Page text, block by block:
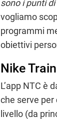
sono i punti
vogliamo
programmi
obiettivi
Nike
L’app NTC è
che serve per
livello (da